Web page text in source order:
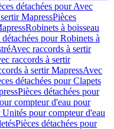
détachées pour Avec
MapressPièces
Robinets à boisseau
détachées pour Robinets à
Avec raccords à sertir
raccords à sertir
à sertir MapressAvec
détachées pour Clapets
Pièces détachées pour
compteur d'eau pour
Unités pour compteur d'eau
Pièces détachées pour